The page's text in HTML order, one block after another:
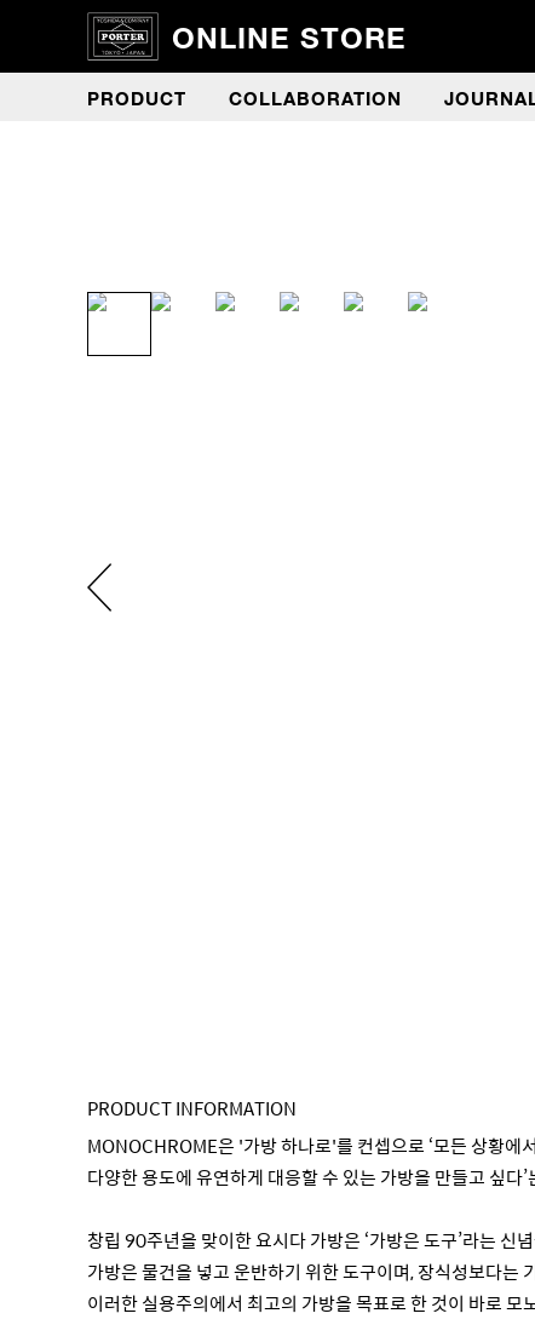
ONLINE STORE
PRODUCT COLLABORATION JOURNAL
PRODUCT INFORMATION
MONOCHROME은 '가방 하나로'를 컨셉으로 ‘모든 상황에
다양한 용도에 유연하게 대응할 수 있는 가방을 만들고 싶다
창립 90주년을 맞이한 요시다 가방은 ‘가방은 도구’라는 신
가방은 물건을 넣고 운반하기 위한 도구이며, 장식성보다는
이러한 실용주의에서 최고의 가방을 목표로 한 것이 바로